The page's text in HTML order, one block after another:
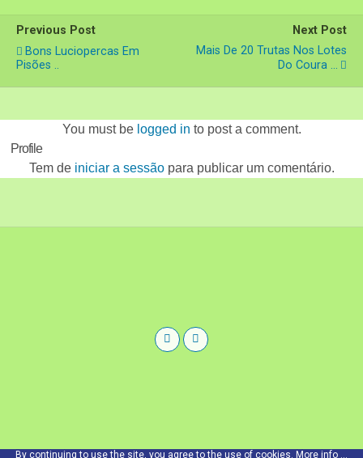
Previous Post
Bons Luciopercas Em
Pisões ..
Next Post
Mais De 20 Trutas Nos Lotes
Do Coura ...
You must be logged in to post a comment.
Profile
Tem de iniciar a sessãopara publicar um comentário.
By continuing to use the site, you agree to the use of cookies. More info ...